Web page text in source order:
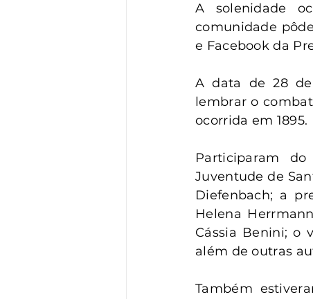
A solenidade
comunidade
e Facebook da
A data de 28
lembrar o
ocorrida em 1895.
Participaram
Juventude de
Diefenbach; a
Helena
Cássia Benini; o
além de outras
Também